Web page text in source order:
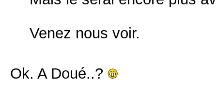
Venez nous voir.
Ok. A Doué..?